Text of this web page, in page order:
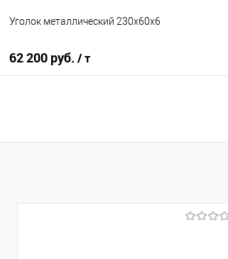
Уголок металлический 230х60х6
62 200 руб. / т